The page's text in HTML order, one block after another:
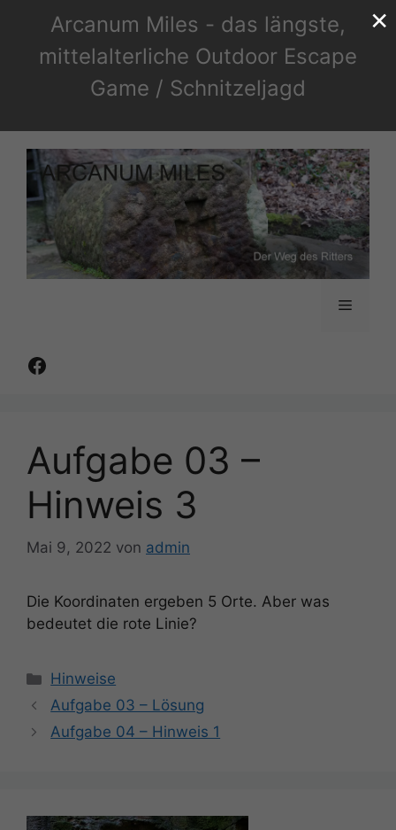
springen
Arcanum Miles - das längste,
mittelalterliche Outdoor Escape
Game / Schnitzeljagd
Menü
Facebook
Aufgabe 03 –
Hinweis 3
Mai 9, 2022 von admin
Die Koordinaten ergeben 5 Orte. Aber was
bedeutet die rote Linie?
Kategorien
Hinweise
Beitrags-
Navigation
Aufgabe 03 – Lösung
Aufgabe 04 – Hinweis 1
×